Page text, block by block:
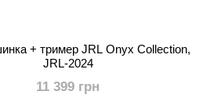
+ тример JRL Onyx Collection,
JRL-2024
11 399 грн